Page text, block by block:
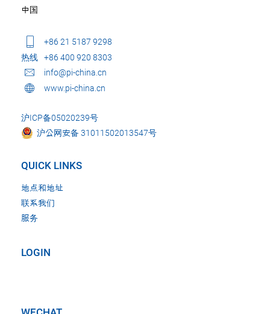
中国
+86 21 5187 9298
热线
+86 400 920 8303
info@pi-china.cn
www.pi-china.cn
沪ICP备05020239号
沪公网安备 31011502013547号
QUICK LINKS
地点和地址
联系我们
服务
LOGIN